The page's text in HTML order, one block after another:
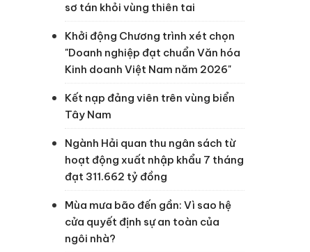
sơ tán khỏi vùng thiên tai
Khởi động Chương trình xét chọn
"Doanh nghiệp đạt chuẩn Văn hóa
Kinh doanh Việt Nam năm 2026"
Kết nạp đảng viên trên vùng biển
Tây Nam
Ngành Hải quan thu ngân sách từ
hoạt động xuất nhập khẩu 7 tháng
đạt 311.662 tỷ đồng
Mùa mưa bão đến gần: Vì sao hệ
cửa quyết định sự an toàn của
ngôi nhà?